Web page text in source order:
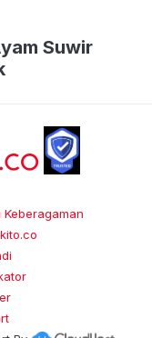
Suwir
Keberagaman